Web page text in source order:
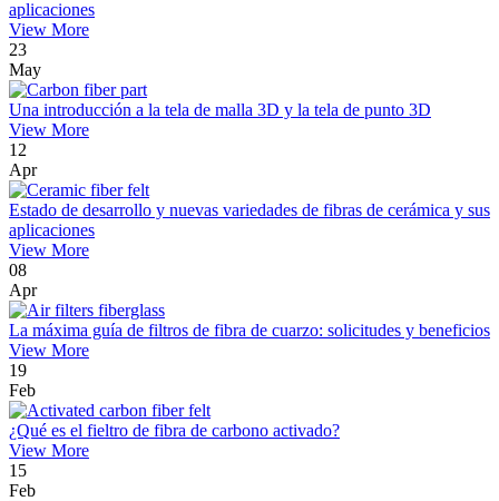
aplicaciones
View More
23
May
Una introducción a la tela de malla 3D y la tela de punto 3D
View More
12
Apr
Estado de desarrollo y nuevas variedades de fibras de cerámica y sus
aplicaciones
View More
08
Apr
La máxima guía de filtros de fibra de cuarzo: solicitudes y beneficios
View More
19
Feb
¿Qué es el fieltro de fibra de carbono activado?
View More
15
Feb